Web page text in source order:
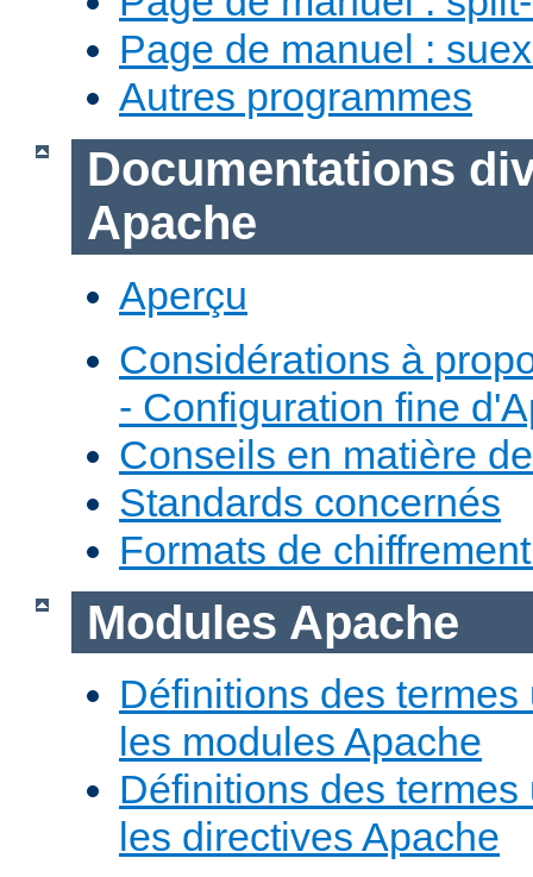
Page de manuel :
Autres programmes
Documentations
Apache
Aperçu
Considérations à
- Configuration fine
Conseils en matière
Standards concernés
Formats de
Modules Apache
Définitions des
les modules Apache
Définitions des
les directives Apache